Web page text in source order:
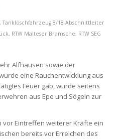
,Tanklöschfahrzeug 8/18 Abschnittleiter
, RTW Malteser Bramsche, RTW SEG
Alfhausen sowie der
eine Rauchentwicklung aus
Feuer gab, wurde seitens
aus Epe und Sögeln zur
vor Eintreffen weiterer Kräfte ein
bereits vor Erreichen des